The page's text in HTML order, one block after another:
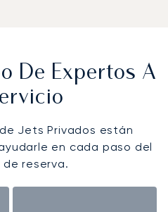
De Expertos A
Jets Privados están
en cada paso del
reserva.